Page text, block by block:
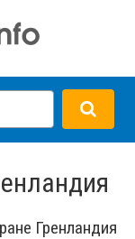
Гренландия